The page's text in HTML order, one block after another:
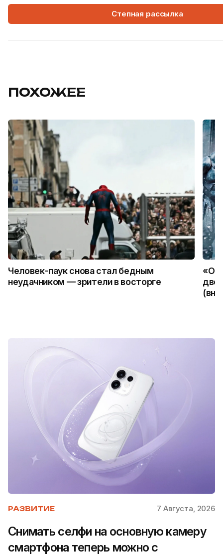
Степная рассылка
ПОХОЖЕЕ
Человек-паук снова стал бедным
неудачником — зрители в восторге
две
РАЗВИТИЕ 7 Августа, 2026
Снимать селфи на основную камеру
смартфона теперь можно с